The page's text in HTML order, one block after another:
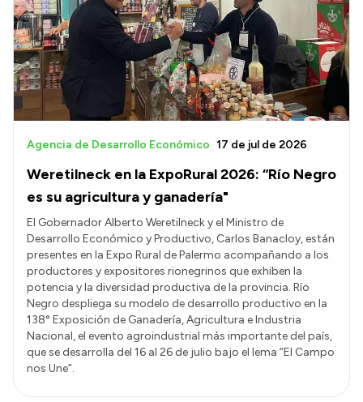
Weretilneck en la ExpoRural 2026: “Río Negro
es su agricultura y ganadería"
Agencia de Desarrollo Económico 17 de jul de 2026
El Gobernador Alberto Weretilneck y el Ministro de
Desarrollo Económico y Productivo, Carlos Banacloy, están
presentes en la Expo Rural de Palermo acompañando a los
productores y expositores rionegrinos que exhiben la
potencia y la diversidad productiva de la provincia. Río
Negro despliega su modelo de desarrollo productivo en la
138° Exposición de Ganadería, Agricultura e Industria
Nacional, el evento agroindustrial más importante del país,
que se desarrolla del 16 al 26 de julio bajo el lema “El Campo
nos Une”.